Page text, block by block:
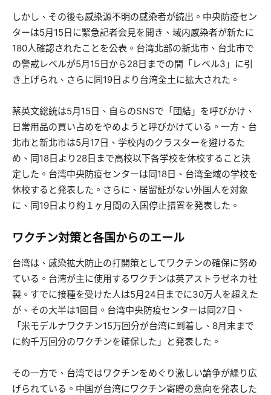
しかし、その後も感染源不明の感染者が続出。中央防疫セン
ターは5月15日に緊急記者会見を開き、域内感染者が新たに
180人確認されたことを公表。台湾北部の新北市、台北市で
の警戒レベルが5月15日から28日までの間「レベル3」に引
き上げられ、さらに同19日より台湾全土に拡大された。
蔡英文総統は5月15日、自らのSNSで「団結」を呼びかけ、
日常用品の買い占めをやめようと呼びかけている。一方、台
北市と新北市は5月17日、学校内のクラスターを避けるた
め、同18日より28日まで高校以下各学校を休校すること決
定した。台湾中央防疫センターは同18日、台湾全域の学校を
休校すると発表した。さらに、居留証がない外国人を対象
に、同19日より約１ヶ月間の入国停止措置を発表した。
ワクチン対策と各国からのエール
台湾は、感染拡大防止の打開策としてワクチンの確保に努め
ている。台湾が主に使用するワクチンは英アストラゼネカ社
製。すでに接種を受けた人は5月24日までに30万人を超えた
が、その大半は1回目。台湾中央防疫センターは同27日、
「米モデルナワクチン15万回分が台湾に到着し、8月末まで
に約千万回分のワクチンを確保した」と発表した。
その一方で、台湾ではワクチンをめぐり激しい論争が繰り広
げられている。中国が台湾にワクチン寄贈の意向を発表した